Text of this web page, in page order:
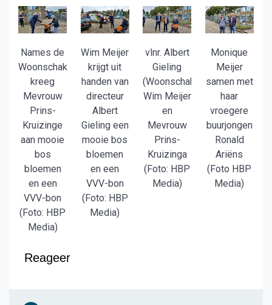
Names de
Woonschakel
kreeg
Mevrouw
Prins-
Kruizinge
aan mooie
bos
bloemen
en een
VVV-bon
(Foto: HBP
Media)
Wim Meijer
krijgt uit
handen van
directeur
Albert
Gieling een
mooie bos
bloemen
en een
VVV-bon
(Foto: HBP
Media)
vlnr. Albert
Gieling
(Woonschakel),
Wim Meijer
en
Mevrouw
Prins-
Kruizinga
(Foto: HBP
Media)
Monique
Meijer
samen met
haar
vroegere
buurjongen
Ronald
Ariëns
(Foto HBP
Media)
Reageer